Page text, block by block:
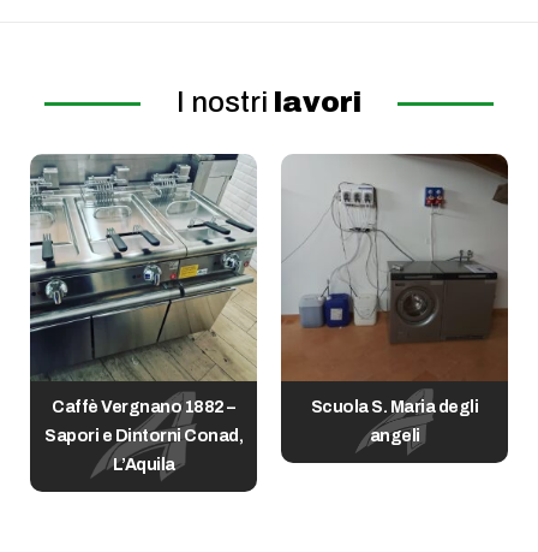
I nostri lavori
Caffè Vergnano 1882 –
Sapori e Dintorni Conad,
L’Aquila
Scuola S. Maria degli
angeli